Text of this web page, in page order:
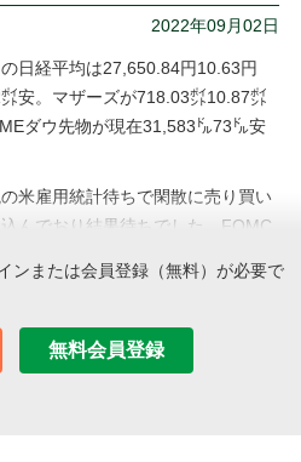
2022年09月02日
日経平均は27,650.84円10.63円
安。マザーズが718.03㌽10.87㌽
ダウ先物が現在31,583㌦73㌦安
米雇用統計待ちで閑散に売り買い
んでおり結果待ちでした。FOMC
なりそうです。
り方向性は決まっている事からサ
円安が進行し株も上下を繰り返し
ンまたは会員登録（無料）が必要で
無料会員登録